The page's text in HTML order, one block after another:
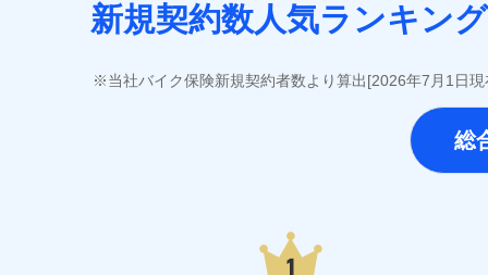
第一ネオ生命保険株式会社（https://
太陽生命保険株式会社（https://www.taiyo-
東京海上日動あんしん生命保険株式会社（
なないろ生命保険株式会社（https://
日本生命保険相互会社（https://
三井住友海上あいおい生命保険株式会社（
メットライフ生命株式会社(https://
新規契約数人気ランキング
当社バイク保険新規契約者数より算出[2026年7月1日現
総